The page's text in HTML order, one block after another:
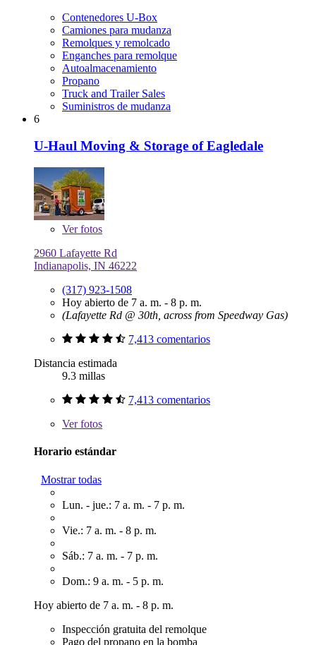
Contenedores U-Box
Camiones para mudanza
Remolques y remolcado
Enganches para remolque
Autoalmacenamiento
Propano
Truck and Trailer Sales
Suministros de mudanza
6
U-Haul Moving & Storage of Eagledale
Verfotos
2960 Lafayette Rd
Indianapolis, IN 46222
(317) 923-1508
Hoy abierto de 7 a. m. - 8 p. m.
(Lafayette Rd @ 30th, across from Speedway Gas)
7,413 comentarios
Distancia estimada
9.3 millas
7,413 comentarios
Verfotos
Horario estándar
Mostrar todas
Lun. - jue.: 7 a. m. - 7 p. m.
Vie.: 7 a. m. - 8 p. m.
Sáb.: 7 a. m. - 7 p. m.
Dom.: 9 a. m. - 5 p. m.
Hoy abierto de 7 a. m. - 8 p. m.
Inspección gratuita del remolque
Pago del propano en la bomba